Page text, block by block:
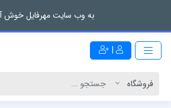
به وب سایت مهرفایل خوش
|